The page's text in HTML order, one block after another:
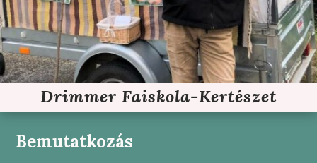
Drimmer Faiskola-Kertészet
Bemutatkozás